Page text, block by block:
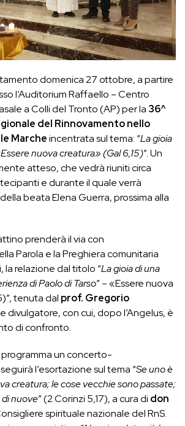
domenica 27 ottobre, a partire
l’AuditoriumRaffaello – Centro
a Colli del Tronto (AP) per la 36^
del Rinnovamento nello
Marcheincentrata sul tema: “La gioia
nuova creatura» (Gal 6,15)”.Un
atteso, che vedrà riuniti circa
edurante il quale verrà
beata Elena Guerra, prossima alla
prenderà il via con
Parola e la Preghieracomunitaria
la relazione dal titolo “La gioia di una
di Paolo di Tarso” – «Essere nuova
tenuta dal prof. Gregorio
divulgatore, con cui, dopo l’Angelus, è
di confronto.
un concerto-
l’esortazione sultema “Se uno è
creatura; le cose vecchie sono passate;
nuove” (2 Corinzi 5,17), a cura di don
spirituale nazionale del RnS.